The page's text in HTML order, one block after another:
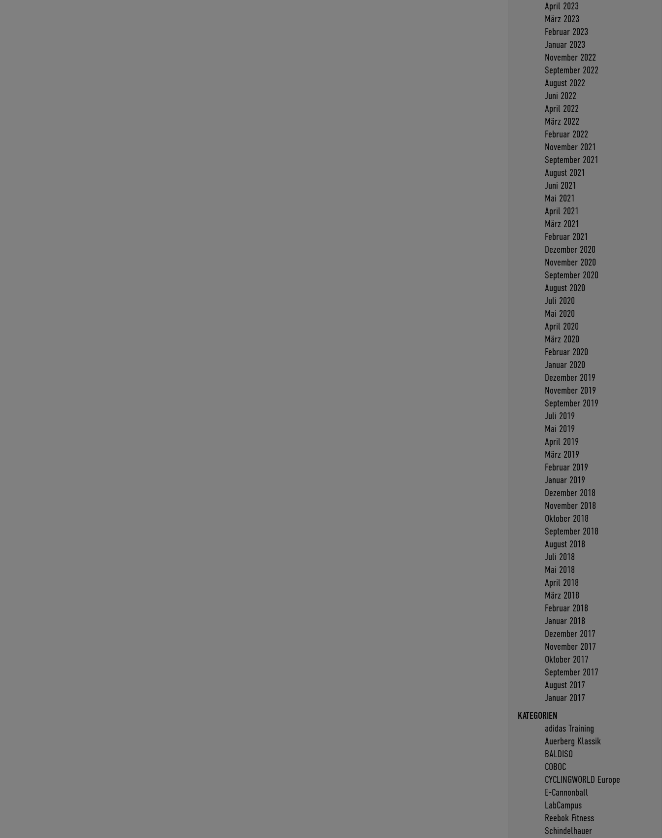
April 2023
März 2023
Februar 2023
Januar 2023
November 2022
September 2022
August 2022
Juni 2022
April 2022
März 2022
Februar 2022
November 2021
September 2021
August 2021
Juni 2021
Mai 2021
April 2021
März 2021
Februar 2021
Dezember 2020
November 2020
September 2020
August 2020
Juli 2020
Mai 2020
April 2020
März 2020
Februar 2020
Januar 2020
Dezember 2019
November 2019
September 2019
Juli 2019
Mai 2019
April 2019
März 2019
Februar 2019
Januar 2019
Dezember 2018
November 2018
Oktober 2018
September 2018
August 2018
Juli 2018
Mai 2018
April 2018
März 2018
Februar 2018
Januar 2018
Dezember 2017
November 2017
Oktober 2017
September 2017
August 2017
Januar 2017
KATEGORIEN
adidas Training
Auerberg Klassik
BALDISO
COBOC
CYCLINGWORLD Europe
E-Cannonball
LabCampus
Reebok Fitness
Schindelhauer